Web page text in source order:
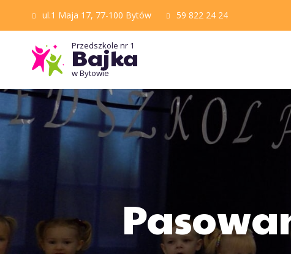
ul.1 Maja 17, 77-100 Bytów 59 822 24 24
Przedszkole nr 1
Bajka
w Bytowie